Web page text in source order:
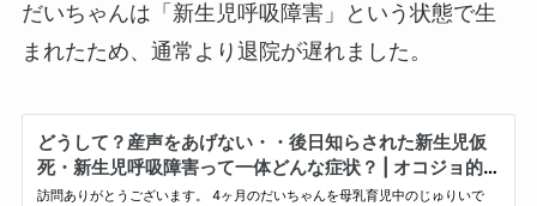
だいちゃんは「新生児呼吸障害」という状態で生
まれたため、通常より退院が遅れました。